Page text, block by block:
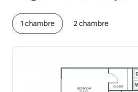
1 chambre 2 chambre